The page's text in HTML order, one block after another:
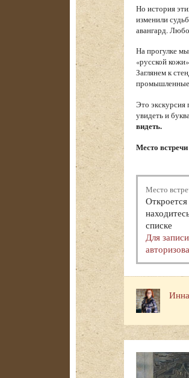
Но история
изменили
авангард.
На прогулке
«русской
Заглянем к
промышленные
Это
увидеть и
видеть.
Место
Место
списке
Для